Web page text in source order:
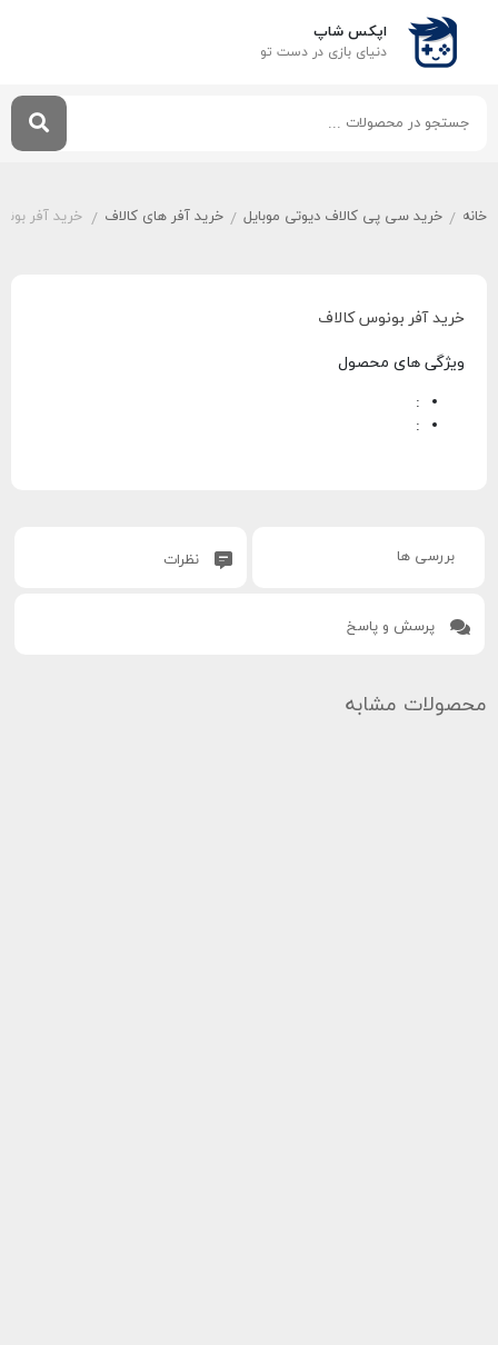
اپکس شاپ
دنیای بازی‌ در دست تو
خانه / خرید سی پی کالاف دیوتی موبایل / خرید آفر های کالاف / خرید آفر
خرید آفر بونوس کالاف
ویژگی های محصول
:
:
بررسی ها نظرات
پرسش و پاسخ
محصولات مشابه